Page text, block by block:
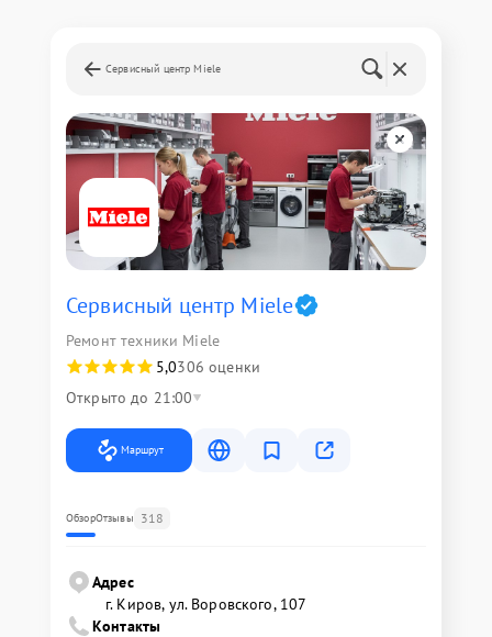
Сервисный центр Miele
Сервисный центр Miele
Ремонт техники Miele
5,0306 оценки
Открыто до 21:00
Маршрут
ОбзорОтзывы 318
Адрес
г. Киров, ул. Воровского, 107
Контакты